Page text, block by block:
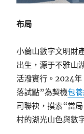
布局
小蘭山數字文明財
出生，源于不雅山
活潑實行。2024
落試點”為契機包
司聯袂，摸索“當
村的湖光山色與數